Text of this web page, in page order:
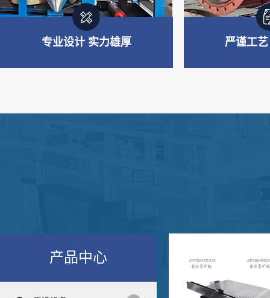
专业设计 实力雄厚
设备、磨矿及筛分设备、搅拌设
备、制砂设备等
严谨工
验经过多道严
产品中心